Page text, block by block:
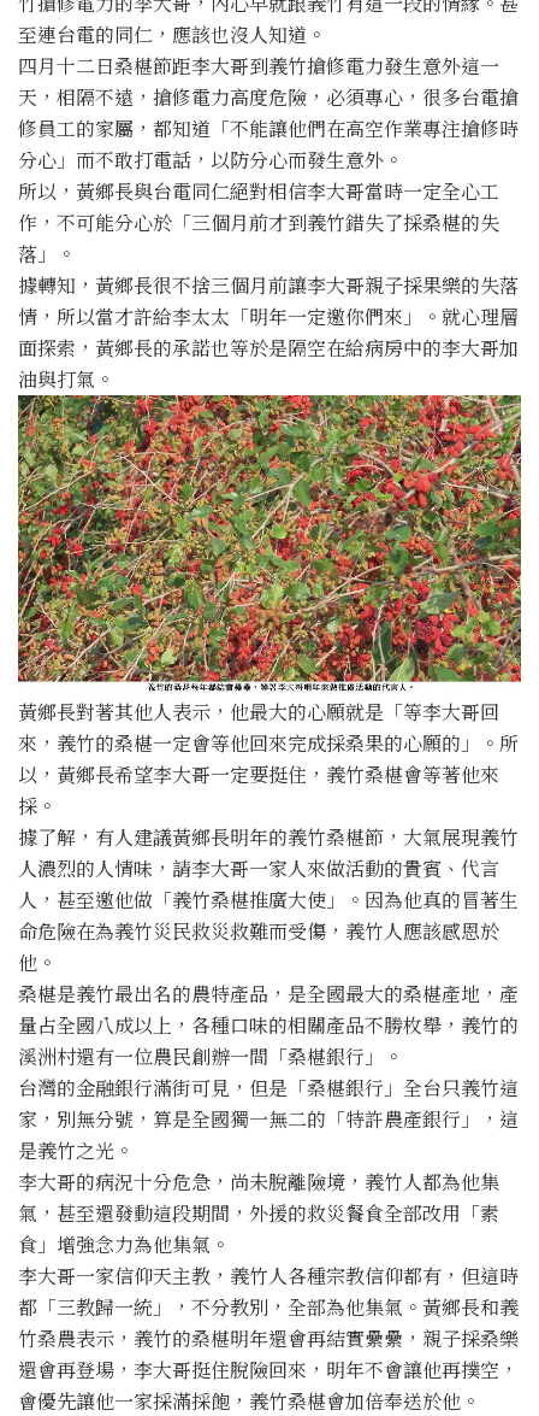
至連台電的同仁，應該也沒人知道。
四月十二日桑椹節距李大哥到義竹搶修電力發生意外這一
天，相隔不遠，搶修電力高度危險，必須專心，很多台電搶
修員工的家屬，都知道「不能讓他們在高空作業專注搶修時
分心」而不敢打電話，以防分心而發生意外。
所以，黃鄉長與台電同仁絕對相信李大哥當時一定全心工
作，不可能分心於「三個月前才到義竹錯失了採桑椹的失
落」。
據轉知，黃鄉長很不捨三個月前讓李大哥親子採果樂的失落
情，所以當才許給李太太「明年一定邀你們來」。就心理層
面探索，黃鄉長的承諾也等於是隔空在給病房中的李大哥加
油與打氣。
黃鄉長對著其他人表示，他最大的心願就是「等李大哥回
來，義竹的桑椹一定會等他回來完成採桑果的心願的」。所
以，黃鄉長希望李大哥一定要挺住，義竹桑椹會等著他來
採。
據了解，有人建議黃鄉長明年的義竹桑椹節，大氣展現義竹
人濃烈的人情味，請李大哥一家人來做活動的貴賓、代言
人，甚至邀他做「義竹桑椹推廣大使」。因為他真的冒著生
命危險在為義竹災民救災救難而受傷，義竹人應該感恩於
他。
桑椹是義竹最出名的農特產品，是全國最大的桑椹產地，產
量占全國八成以上，各種口味的相關產品不勝枚舉，義竹的
溪洲村還有一位農民創辦一間「桑椹銀行」。
台灣的金融銀行滿街可見，但是「桑椹銀行」全台只義竹這
家，別無分號，算是全國獨一無二的「特許農產銀行」，這
是義竹之光。
李大哥的病況十分危急，尚未脫離險境，義竹人都為他集
氣，甚至還發動這段期間，外援的救災餐食全部改用「素
食」增強念力為他集氣。
李大哥一家信仰天主教，義竹人各種宗教信仰都有，但這時
都「三教歸一統」，不分教別，全部為他集氣。黃鄉長和義
竹桑農表示，義竹的桑椹明年還會再結實纍纍，親子採桑樂
還會再登場，李大哥挺住脫險回來，明年不會讓他再撲空，
會優先讓他一家採滿採飽，義竹桑椹會加倍奉送於他。